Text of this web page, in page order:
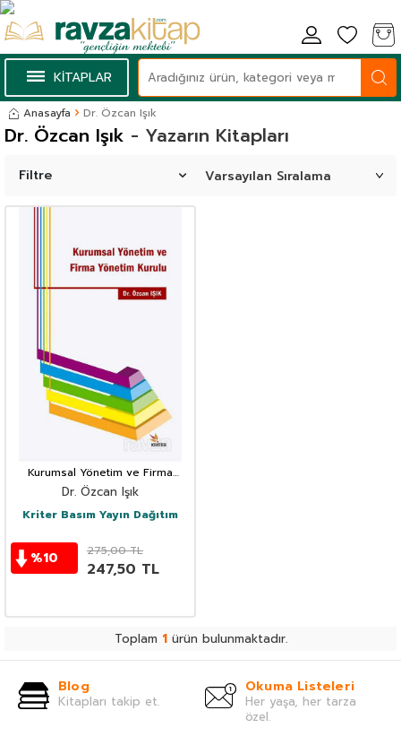
KİTAPLAR
Anasayfa Dr. Özcan Işık
- Yazarın Kitapları
Dr. Özcan Işık
Filtre
Kurumsal Yönetim ve Firma
Yönetim Kuru
Dr. Özcan Işık
Kriter Basım Yayın Dağıtım
%10 275,00TL
247,50 TL
Toplam 1ürün bulunmaktadır.
Blog
Kitapları takip et.
Okuma Listeleri
Her yaşa, her tarza
özel.